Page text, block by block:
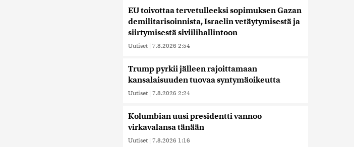
EU toivottaa tervetulleeksi sopimuksen Gazan
demilitarisoinnista, Israelin vetäytymisestä ja
siirtymisestä siviilihallintoon
Uutiset | 7.8.2026 2:54
Trump pyrkii jälleen rajoittamaan
kansalaisuuden tuovaa syntymäoikeutta
Uutiset | 7.8.2026 2:24
Kolumbian uusi presidentti vannoo
virkavalansa tänään
Uutiset | 7.8.2026 1:16